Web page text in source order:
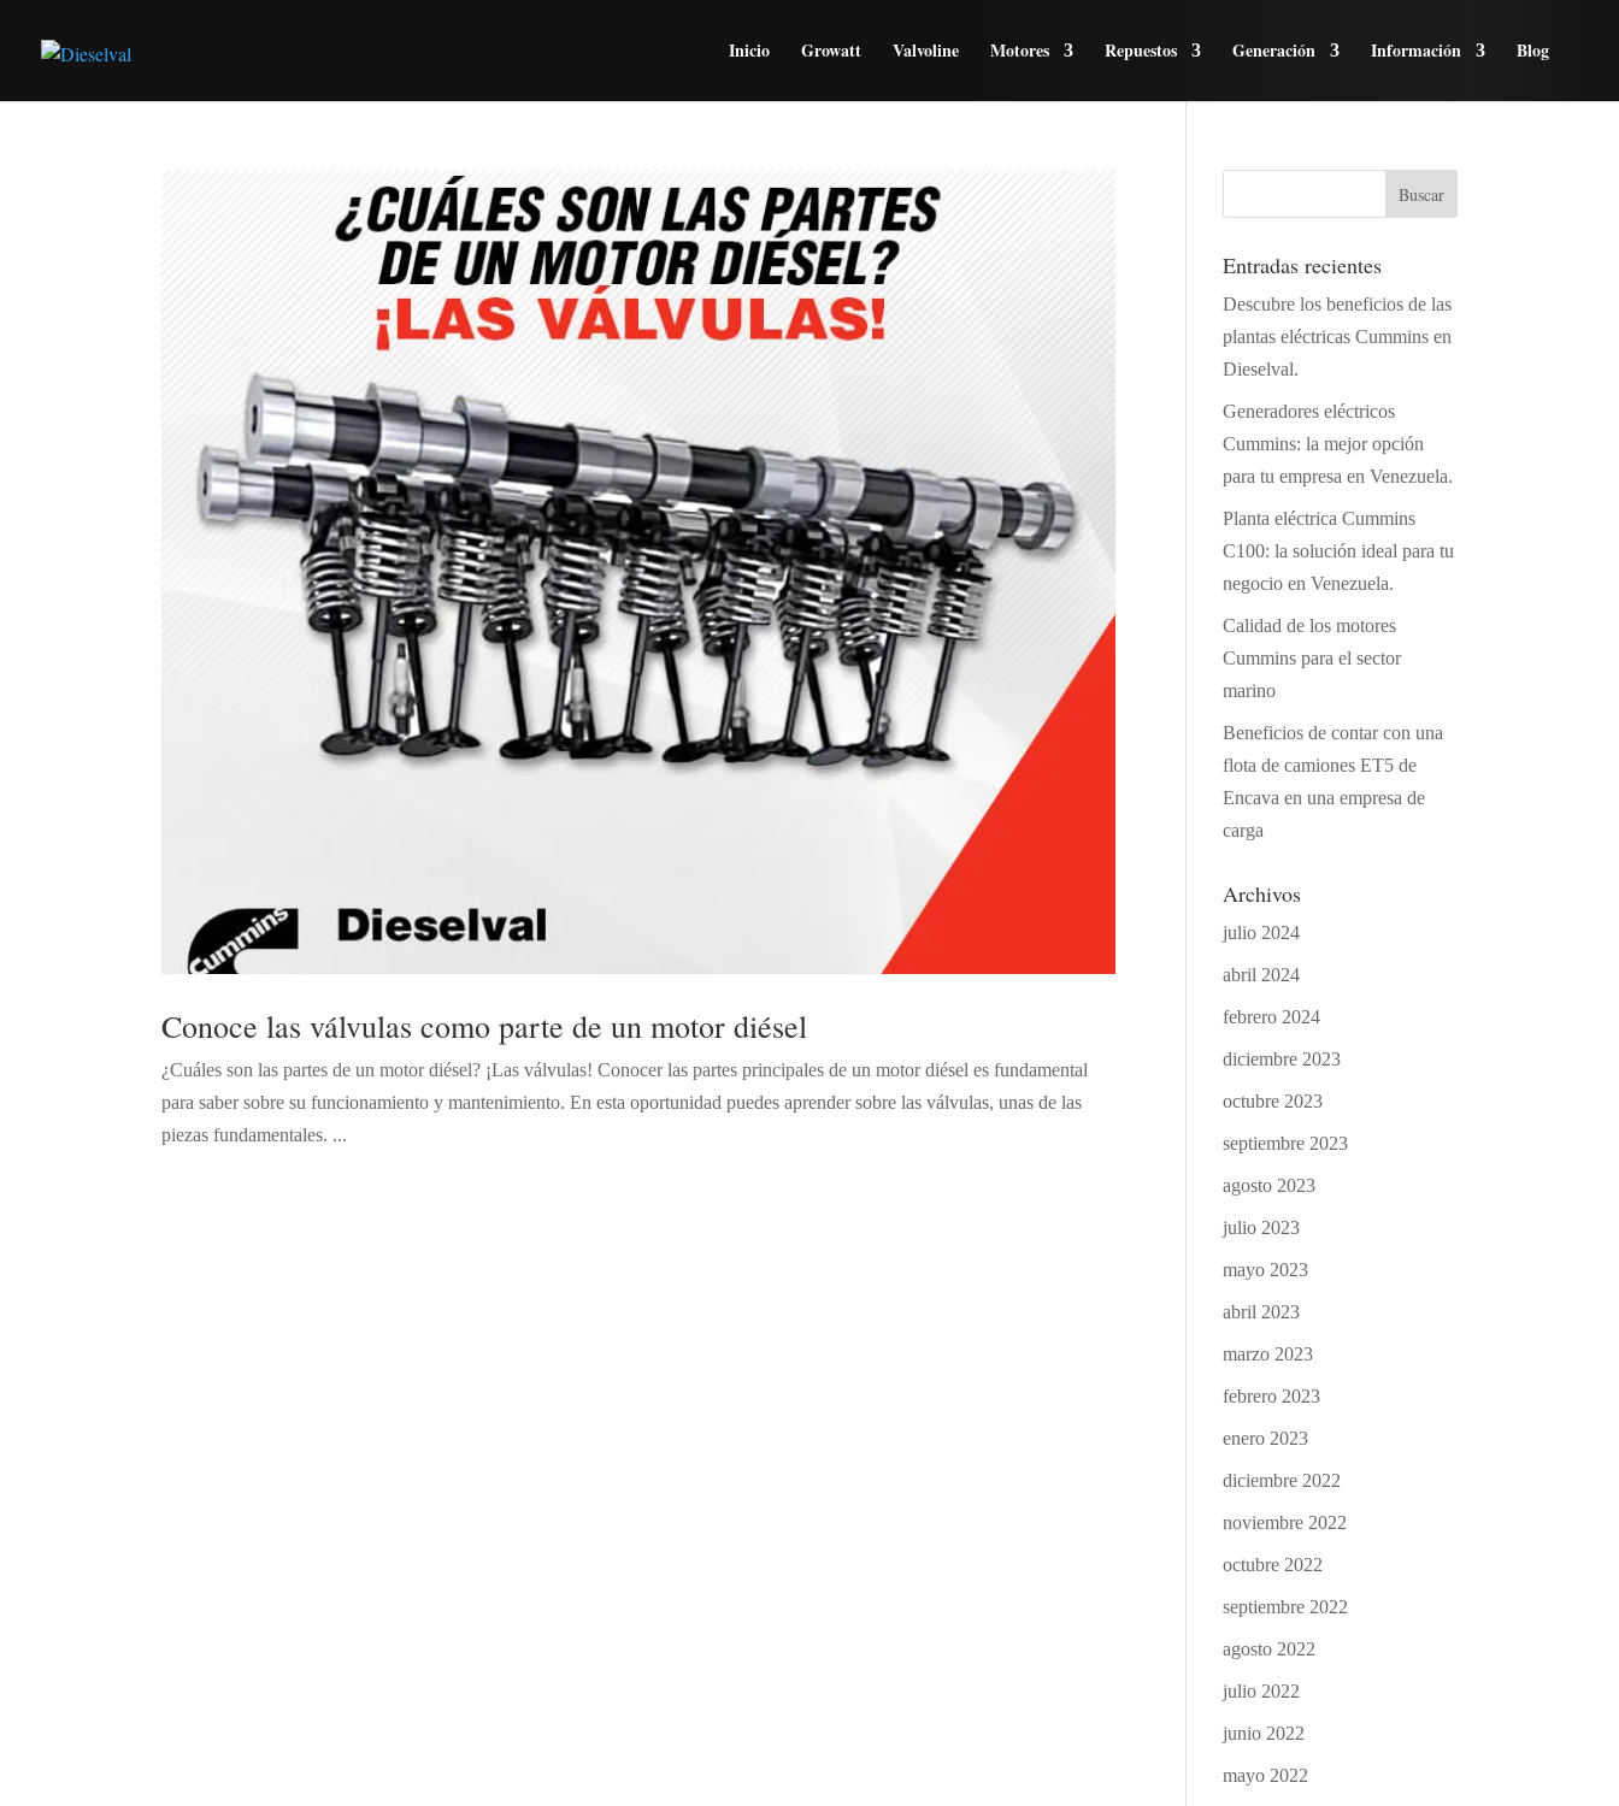
Inicio Growatt Valvoline Motores Repuestos Generación Información Blog
Conoce las válvulas como parte de un motor diésel
¿Cuáles son las partes de un motor diésel? ¡Las válvulas! Conocer las partes principales de un motor diésel es fundamental
para saber sobre su funcionamiento y mantenimiento. En esta oportunidad puedes aprender sobre las válvulas, unas de las
piezas fundamentales. ...
Entradas recientes
Descubre los beneficios de las
plantas eléctricas Cummins en
Dieselval.
Generadores eléctricos
Cummins: la mejor opción
para tu empresa en Venezuela.
Planta eléctrica Cummins
C100: la solución ideal para tu
negocio en Venezuela.
Calidad de los motores
Cummins para el sector
marino
Beneficios de contar con una
flota de camiones ET5 de
Encava en una empresa de
carga
Archivos
julio 2024
abril 2024
febrero 2024
diciembre 2023
octubre 2023
septiembre 2023
agosto 2023
julio 2023
mayo 2023
abril 2023
marzo 2023
febrero 2023
enero 2023
diciembre 2022
noviembre 2022
octubre 2022
septiembre 2022
agosto 2022
julio 2022
junio 2022
mayo 2022